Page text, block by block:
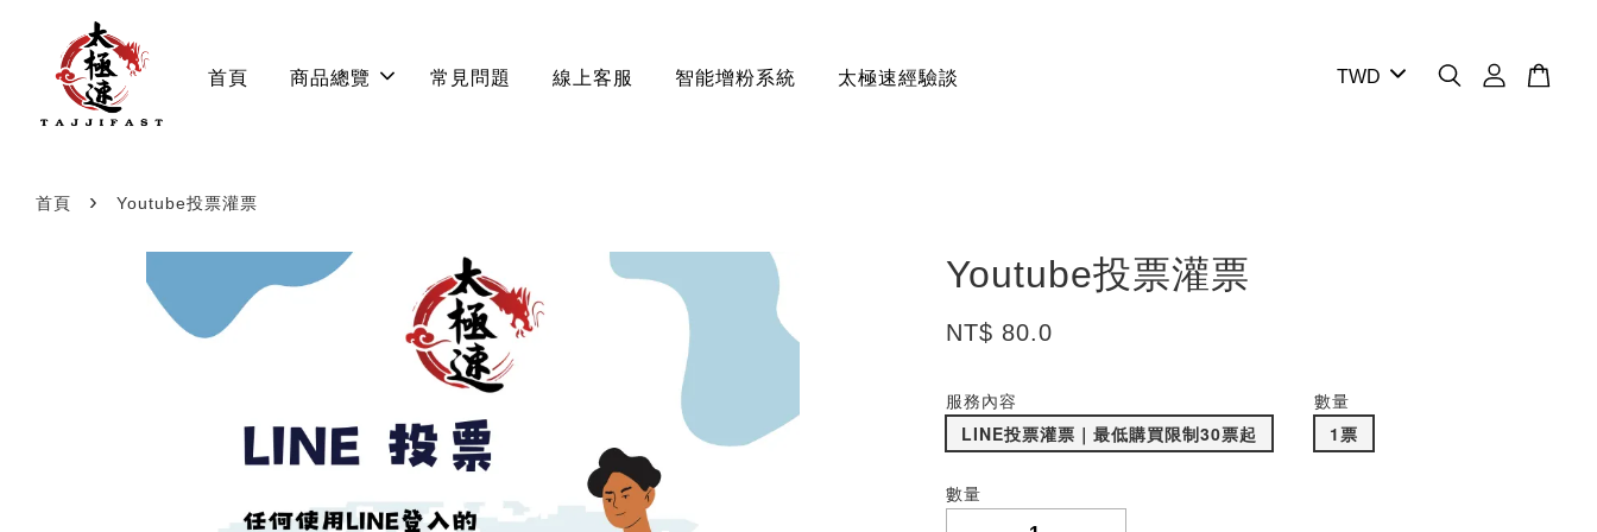
首頁 商品總覽 常見問題 線上客服 智能增粉系統 太極速經驗談
首頁 › Youtube投票灌票
Youtube投票灌票
NT$ 80.0
服務內容
LINE投票灌票｜最低購買限制30票起
數量
1票
數量